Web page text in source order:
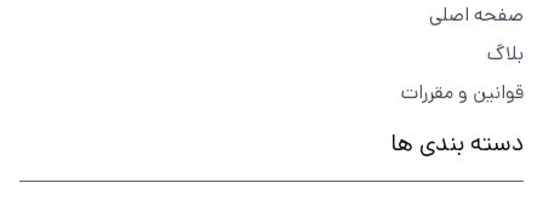
صفحه اصلی
بلاگ
قوانین و مقررات
دسته بندی ها